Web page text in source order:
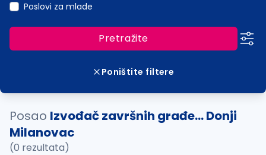
Poslovi za mlade
Pretražite
Poništite filtere
Posao Izvođač završnih građe... Donji
Milanovac
(0 rezultata)